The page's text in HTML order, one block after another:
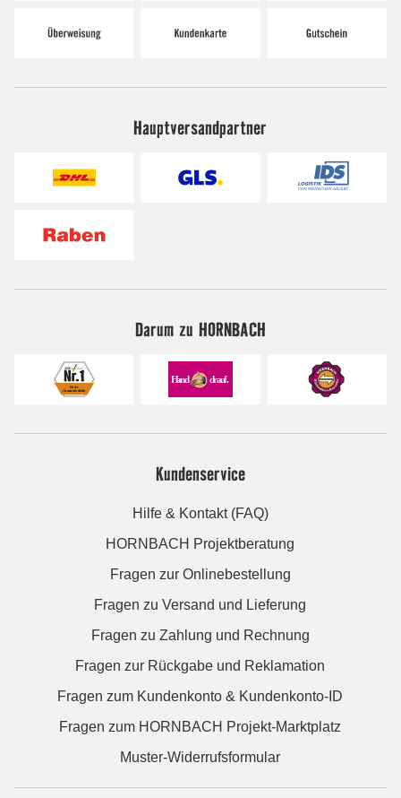
Hauptversandpartner
Darum zu HORNBACH
Kundenservice
Hilfe & Kontakt (FAQ)
HORNBACH Projektberatung
Fragen zur Onlinebestellung
Fragen zu Versand und Lieferung
Fragen zu Zahlung und Rechnung
Fragen zur Rückgabe und Reklamation
Fragen zum Kundenkonto & Kundenkonto-ID
Fragen zum HORNBACH Projekt-Marktplatz
Muster-Widerrufsformular